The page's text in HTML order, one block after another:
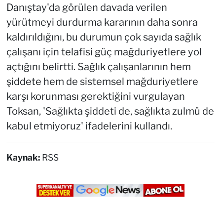
Danıştay'da görülen davada verilen
yürütmeyi durdurma kararının daha sonra
kaldırıldığını, bu durumun çok sayıda sağlık
çalışanı için telafisi güç mağduriyetlere yol
açtığını belirtti. Sağlık çalışanlarının hem
şiddete hem de sistemsel mağduriyetlere
karşı korunması gerektiğini vurgulayan
Toksan, 'Sağlıkta şiddeti de, sağlıkta zulmü de
kabul etmiyoruz' ifadelerini kullandı.
Kaynak: RSS